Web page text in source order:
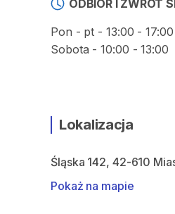
ODBIÓR I ZWROT
Pon - pt - 13:00 - 17:00
Sobota - 10:00 - 13:00
Lokalizacja
Śląska 142, 42-610
Pokaż na mapie